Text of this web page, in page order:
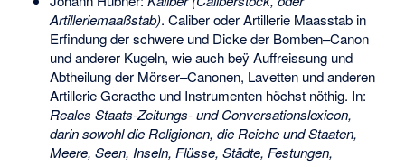
Artilleriemaaßstab). Caliber oder Artillerie Maasstab in
Erfindung der schwere und Dicke der Bomben–Canon
und anderer Kugeln, wie auch beÿ Auffreissung und
Abtheilung der Mörser–Canonen, Lavetten und anderen
Artillerie Geraethe und Instrumenten höchst nöthig. In:
Reales Staats-Zeitungs- und Conversationslexicon,
darin sowohl die Religionen, die Reiche und Staaten,
Meere, Seen, Inseln, Flüsse, Städte, Festungen,